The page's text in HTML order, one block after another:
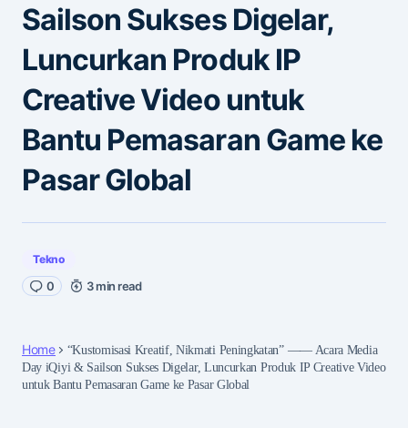
Sailson Sukses Digelar,
Luncurkan Produk IP
Creative Video untuk
Bantu Pemasaran Game ke
Pasar Global
Tekno
0 3 min read
Home
“Kustomisasi Kreatif, Nikmati Peningkatan” —— Acara Media
Day iQiyi & Sailson Sukses Digelar, Luncurkan Produk IP Creative Video
untuk Bantu Pemasaran Game ke Pasar Global